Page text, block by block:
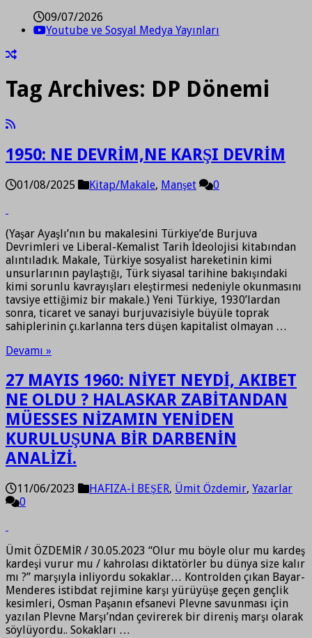
09/07/2026
Youtube ve Sosyal Medya Yayınları
Tag Archives: DP Dönemi
1950: NE DEVRİM,NE KARŞI DEVRİM
01/08/2025 Kitap/Makale, Manşet 0
(Yaşar Ayaşlı’nın bu makalesini Türkiye’de Burjuva
Devrimleri ve Liberal-Kemalist Tarih İdeolojisi kitabından
alıntıladık. Makale, Türkiye sosyalist hareketinin kimi
unsurlarının paylaştığı, Türk siyasal tarihine bakışındaki
kimi sorunlu kavrayışları eleştirmesi nedeniyle okunmasını
tavsiye ettiğimiz bir makale.) Yeni Türkiye, 1930’lardan
sonra, ticaret ve sanayi burjuvazisiyle büyüle toprak
sahiplerinin çı.karlanna ters düşen kapitalist olmayan …
Devamı »
27 MAYIS 1960: NİYET NEYDİ, AKIBET
NE OLDU ? HALASKAR ZABİTANDAN
MÜESSES NİZAMIN YENİDEN
KURULUŞUNA BİR DARBENİN
ANALİZİ.
11/06/2023 HAFIZA-İ BEŞER, Ümit Özdemir, Yazarlar
0
Ümit ÖZDEMİR / 30.05.2023 “Olur mu böyle olur mu kardeş
kardeşi vurur mu / kahrolası diktatörler bu dünya size kalır
mı ?” marşıyla inliyordu sokaklar… Kontrolden çıkan Bayar-
Menderes istibdat rejimine karşı yürüyüşe geçen gençlik
kesimleri, Osman Paşanın efsanevi Plevne savunması için
yazılan Plevne Marşı’ndan çevirerek bir direniş marşı olarak
söylüyordu.. Sokakları …